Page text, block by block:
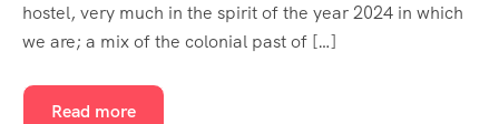
hostel, very much in the spirit of the year 2024 in which
we are; a mix of the colonial past of […]
Read more